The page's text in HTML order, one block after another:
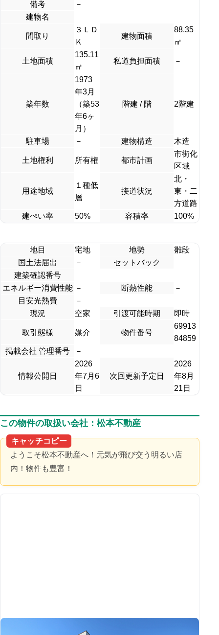
備考
－
建物名
間取り
３ＬＤ
Ｋ
建物面積
88.35
㎡
土地面積
135.11
㎡
私道負担面積 －
築年数
1973
年3月
（築53
年6ヶ
月）
階建 / 階 2階建
駐車場 － 建物構造 木造
土地権利 所有権 都市計画
市街化
区域
用途地域
１種低
層
接道状況
北・
東・二
方道路
建ぺい率
50% 容積率 100%
地目 宅地 地勢
雛段
国土法届出
－
セットバック
建築確認番号
エネルギー消費性能 － 断熱性能
－
目安光熱費
－
現況
空家 引渡可能時期 即時
取引態様 媒介 物件番号
69913
84859
掲載会社 管理番号
－
情報公開日
2026
年7月6
日
次回更新予定日
2026
年8月
21日
この物件の取扱い会社：松本不動産
キャッチコピー
ようこそ松本不動産へ！元気が飛び交う明るい店
内！物件も豊富！